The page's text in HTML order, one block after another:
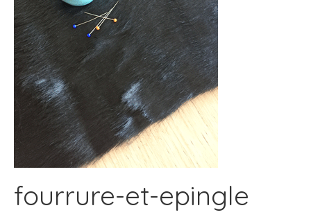
fourrure-et-epingle